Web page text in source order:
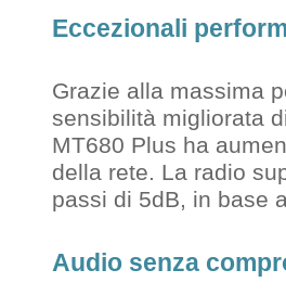
Eccezionali
Grazie alla massima
sensibilità migliorata
MT680 Plus ha
della rete. La radio
passi di 5dB, in base
Audio senza